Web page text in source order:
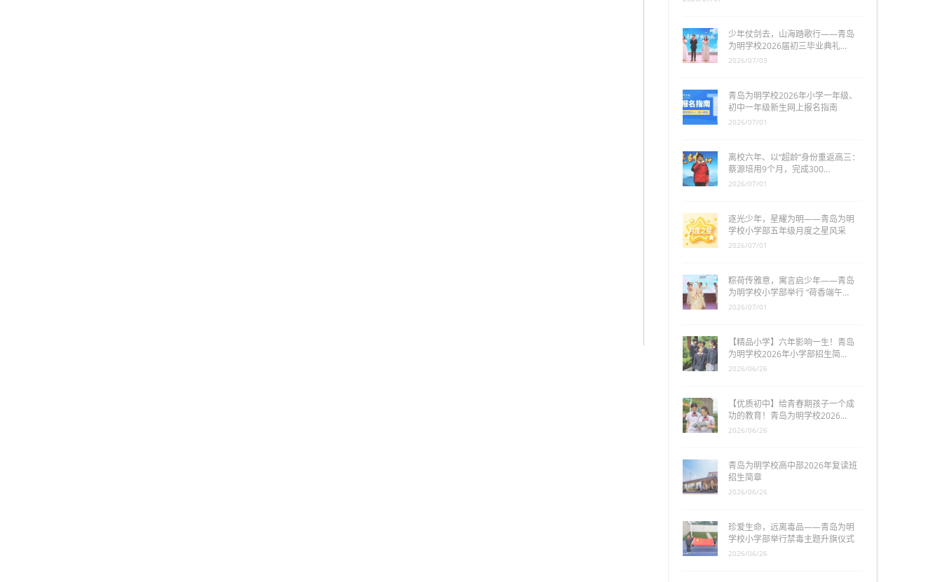
少年仗剑去，山海踏歌行——青岛
为明学校2026届初三毕业典礼…
2026/07/03
青岛为明学校2026年小学一年级、
初中一年级新生网上报名指南
2026/07/01
离校六年、以“超龄”身份重返高三：
蔡源培用9个月，完成300…
2026/07/01
逐光少年，星耀为明——青岛为明
学校小学部五年级月度之星风采
2026/07/01
粽荷传雅意，寓言启少年——青岛
为明学校小学部举行 “荷香端午…
2026/07/01
【精品小学】六年影响一生！青岛
为明学校2026年小学部招生简…
2026/06/26
【优质初中】给青春期孩子一个成
功的教育！青岛为明学校2026…
2026/06/26
青岛为明学校高中部2026年复读班
招生简章
2026/06/26
珍爱生命，远离毒品——青岛为明
学校小学部举行禁毒主题升旗仪式
2026/06/26